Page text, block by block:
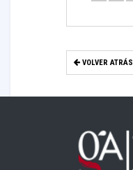
VOLVER ATRÁS